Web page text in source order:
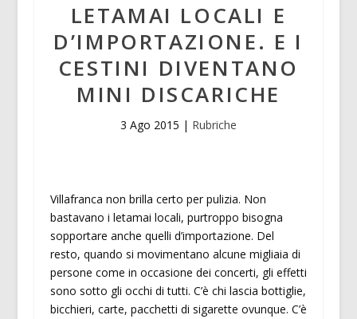
LETAMAI LOCALI E
D’IMPORTAZIONE. E I
CESTINI DIVENTANO
MINI DISCARICHE
3 Ago 2015 | Rubriche
Villafranca non brilla certo per pulizia. Non
bastavano i letamai locali, purtroppo bisogna
sopportare anche quelli d’importazione. Del
resto, quando si movimentano alcune migliaia di
persone come in occasione dei concerti, gli effetti
sono sotto gli occhi di tutti. C’è chi lascia bottiglie,
bicchieri, carte, pacchetti di sigarette ovunque. C’è